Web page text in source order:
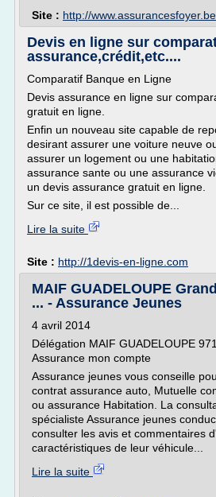
Site : http://www.assurancesfoyer.be
Devis en ligne sur
assurance,crédit,etc....
Comparatif Banque en Ligne
Devis assurance en ligne sur
gratuit en ligne.
Enfin un nouveau site capable de
desirant assurer une voiture neuve
assurer un logement ou une
assurance sante ou une assurance
un devis assurance gratuit en ligne.
Sur ce site, il est possible de...
Lire la suite
Site : http://1devis-en-ligne.com
MAIF GUADELOUPE
... - Assurance Jeunes
4 avril 2014
Délégation MAIF GUADELOUPE
Assurance mon compte
Assurance jeunes vous conseille
contrat assurance auto, Mutuelle
ou assurance Habitation. La
spécialiste Assurance jeunes
consulter les avis et commentaires
caractéristiques de leur véhicule...
Lire la suite